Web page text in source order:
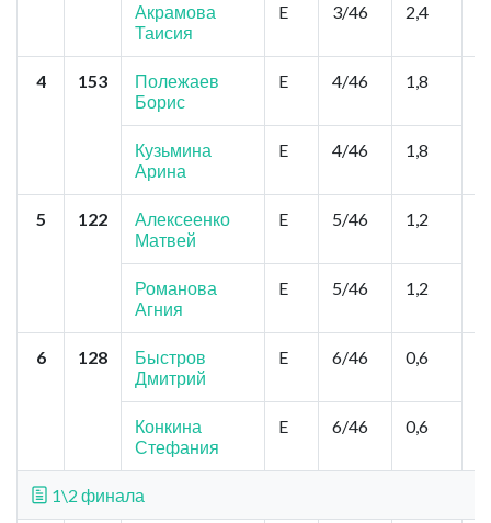
Акрамова
Таисия
E 3/46 2,4
4 153
Полежаев
Борис
E 4/46 1,8
Кузьмина
Арина
E 4/46 1,8
5 122
Алексеенко
Матвей
E 5/46 1,2
Романова
Агния
E 5/46 1,2
6 128
Быстров
Дмитрий
E 6/46 0,6
Конкина
Стефания
E 6/46 0,6
1\2 финала